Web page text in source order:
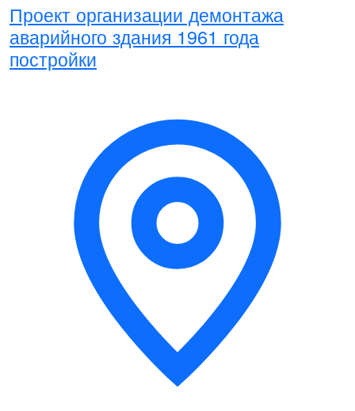
Проект организации демонтажа
аварийного здания 1961 года
постройки